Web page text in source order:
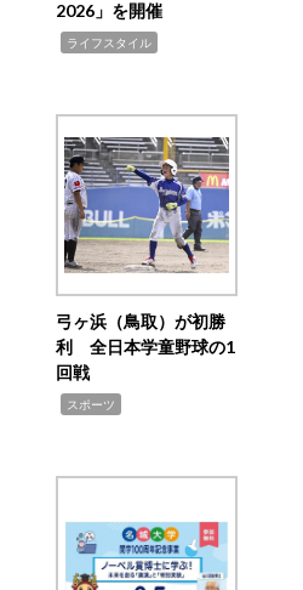
2026」を開催
ライフスタイル
弓ヶ浜（鳥取）が初勝
利 全日本学童野球の1
回戦
スポーツ